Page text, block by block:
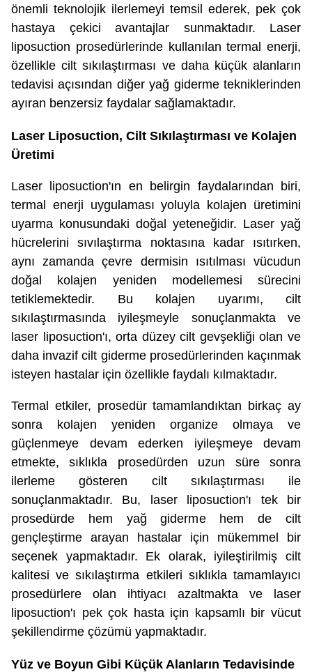
önemli teknolojik ilerlemeyi temsil ederek, pek çok
hastaya çekici avantajlar sunmaktadır. Laser
liposuction prosedürlerinde kullanılan termal enerji,
özellikle cilt sıkılaştırması ve daha küçük alanların
tedavisi açısından diğer yağ giderme tekniklerinden
ayıran benzersiz faydalar sağlamaktadır.
Laser Liposuction, Cilt Sıkılaştırması ve Kolajen
Üretimi
Laser liposuction'ın en belirgin faydalarından biri,
termal enerji uygulaması yoluyla kolajen üretimini
uyarma konusundaki doğal yeteneğidir. Laser yağ
hücrelerini sıvılaştırma noktasına kadar ısıtırken,
aynı zamanda çevre dermisin ısıtılması vücudun
doğal kolajen yeniden modellemesi sürecini
tetiklemektedir. Bu kolajen uyarımı, cilt
sıkılaştırmasında iyileşmeyle sonuçlanmakta ve
laser liposuction'ı, orta düzey cilt gevşekliği olan ve
daha invazif cilt giderme prosedürlerinden kaçınmak
isteyen hastalar için özellikle faydalı kılmaktadır.
Termal etkiler, prosedür tamamlandıktan birkaç ay
sonra kolajen yeniden organize olmaya ve
güçlenmeye devam ederken iyileşmeye devam
etmekte, sıklıkla prosedürden uzun süre sonra
ilerleme gösteren cilt sıkılaştırması ile
sonuçlanmaktadır. Bu, laser liposuction'ı tek bir
prosedürde hem yağ giderme hem de cilt
gençleştirme arayan hastalar için mükemmel bir
seçenek yapmaktadır. Ek olarak, iyileştirilmiş cilt
kalitesi ve sıkılaştırma etkileri sıklıkla tamamlayıcı
prosedürlere olan ihtiyacı azaltmakta ve laser
liposuction'ı pek çok hasta için kapsamlı bir vücut
şekillendirme çözümü yapmaktadır.
Yüz ve Boyun Gibi Küçük Alanların Tedavisinde